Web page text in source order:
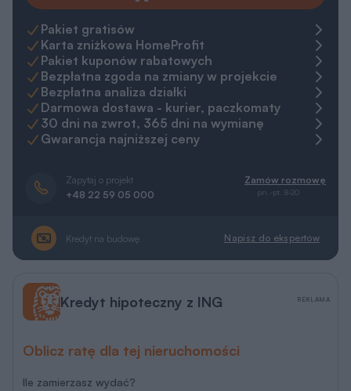
Pakiet gratisów
Karta zniżkowa HomeProfit
Pakiet kuponów rabatowych
Bezpłatna zgoda na zmiany w projekcie
Bezpłatna analiza działki
Darmowa dostawa - kurier, paczkomaty
30 dni na zwrot, 365 dni na wymianę
Gwarancja najniższej ceny
Zapytaj o projekt
+48 22 59 05 000
Zamów rozmowę
pn.-pt. 8-20
Kredyt na budowę Napisz do ekspertów
Kredyt hipoteczny z ING
Oblicz ratę dla tej nieruchomości
Ile zamierzasz wydać?
REKLAMA